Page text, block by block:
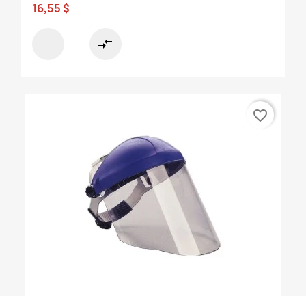
16,55 $
compare_arrows
favorite_border